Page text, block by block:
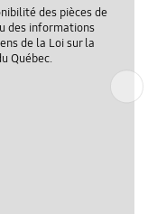
des pièces de
des informations
de la Loi sur la
Québec.